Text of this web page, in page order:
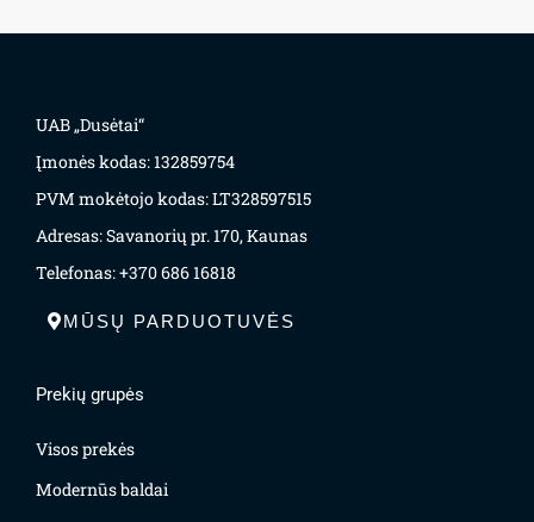
UAB „Dusėtai“
Įmonės kodas: 132859754
PVM mokėtojo kodas: LT328597515
Adresas: Savanorių pr. 170, Kaunas
Telefonas: +370 686 16818
MŪSŲ PARDUOTUVĖS
Prekių grupės
Visos prekės
Modernūs baldai